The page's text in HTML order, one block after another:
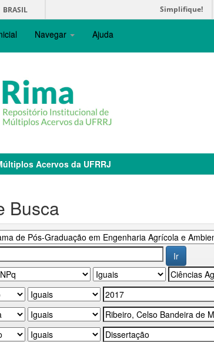
BRASIL Simplifique!
Navegar Ajuda
Acervos da UFRRJ
Busca